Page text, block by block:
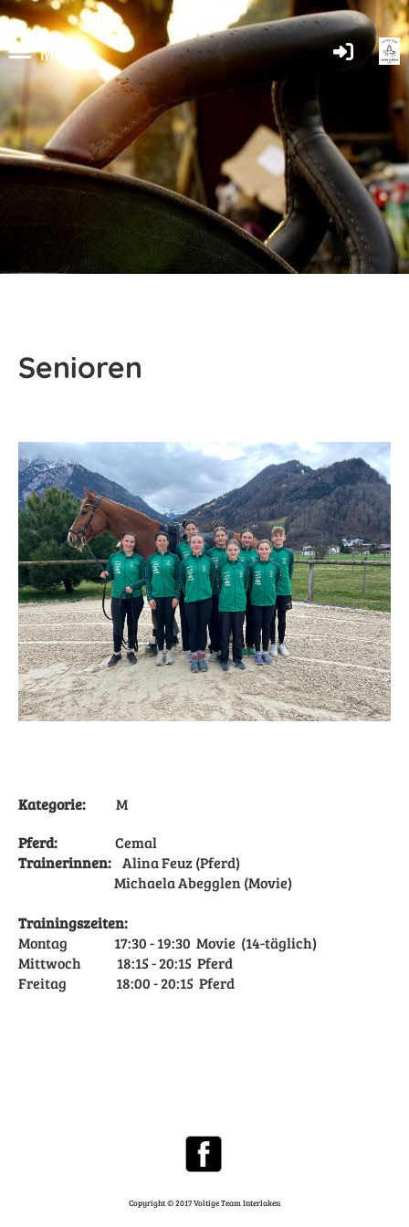
Menü
Senioren
Kategorie: M
Pferd:
Cemal
Trainerinnen: Alina Feuz (Pferd)
Michaela Abegglen (Movie)
Trainingszeiten:
Montag 17:30 - 19:30 Movie (14-täglich)
Mittwoch 18:15 - 20:15 Pferd
Freitag 18:00 - 20:15 Pferd
Copyright © 2017 Voltige Team Interlaken